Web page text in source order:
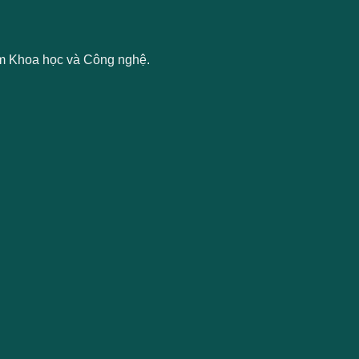
Khoa học và Công nghệ.